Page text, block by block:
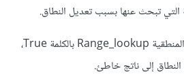
التي تبحث عنها بسبب تعديل النطاق.
إذا كنا نعرّف وسيطة القيمة المنطقية Range_lookup بالكلمة True،
إلى ناتج خاطئ.